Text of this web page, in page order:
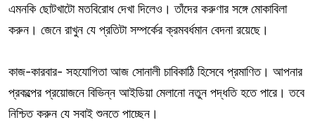
এমনকি ছোটখাটো মতবিরোধ দেখা দিলেও। তাঁদের করুণার সঙ্গে মোকাবিলা
করুন। জেনে রাখুন যে প্রতিটা সম্পর্কের ক্রমবর্ধমান বেদনা রয়েছে।
কাজ-কারবার- সহযোগিতা আজ সোনালী চাবিকাঠি হিসেবে প্রমাণিত। আপনার
প্রকল্পের প্রয়োজনে বিভিন্ন আইডিয়া মেলানো নতুন পদ্ধতি হতে পারে। তবে
নিশ্চিত করুন যে সবাই শুনতে পাচ্ছেন।